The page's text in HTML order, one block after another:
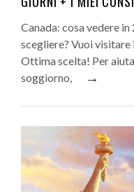
Canada: cosa vedere
scegliere? Vuoi visitare
Ottima scelta! Per
soggiorno,
→